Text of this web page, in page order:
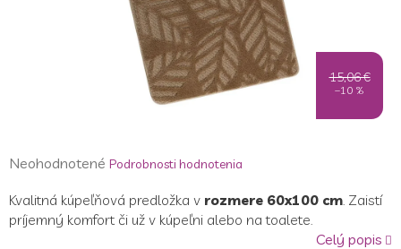
15,06 €
–10 %
Priemerné
produktu
je
Neohodnotené Podrobnosti hodnotenia
Kvalitná kúpeľňová predložka v rozmere 60x100 cm . Zaistí
príjemný komfort či už v kúpeľni alebo na toalete.
Celý popis